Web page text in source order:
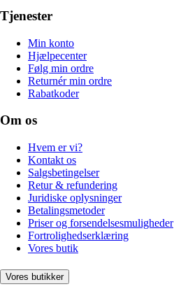
Tjenester
Min konto
Hjælpecenter
Følg min ordre
Returnér min ordre
Rabatkoder
Om os
Hvem er vi?
Kontakt os
Salgsbetingelser
Retur & refundering
Juridiske oplysninger
Betalingsmetoder
Priser og forsendelsesmuligheder
Fortrolighedserklæring
Vores butik
Vores butikker